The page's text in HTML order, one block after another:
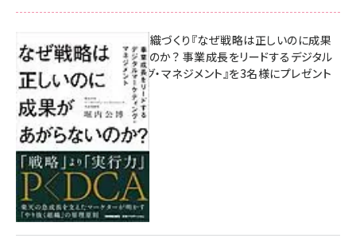
成果を生む組織づくり『なぜ戦略は正しいのに成果
があがらないのか？ 事業成長をリードするデジタル
マーケティング・マネジメント』を3名様にプレゼント
8月7日 10:00